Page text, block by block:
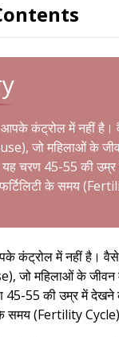
आपके कंट्रोल में नहीं है।
जो महिलाओं के
चरण 45-55 की उम्र
के समय
कंट्रोल में नहीं है। वैसे
जो महिलाओं के
45-55 की उम्र में देखने
समय (Fertility Cycle)